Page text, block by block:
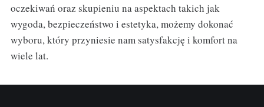
oczekiwań oraz skupieniu na aspektach takich jak
wygoda, bezpieczeństwo i estetyka, możemy dokonać
wyboru, który przyniesie nam satysfakcję i komfort na
wiele lat.